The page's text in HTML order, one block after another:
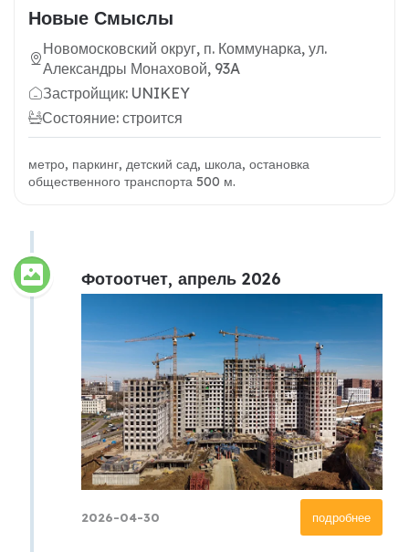
Новые Смыслы
Новомосковский округ, п. Коммунарка, ул.
Александры Монаховой, 93A
Застройщик: UNIKEY
Состояние: строится
метро, паркинг, детский сад, школа, остановка
общественного транспорта 500 м.
Фотоотчет, апрель 2026
подробнее
2026-04-30